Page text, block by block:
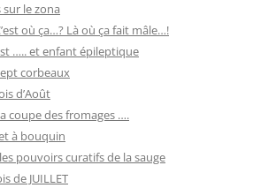
sur le zona
où ça…? Là où ça fait mâle…!
….. et enfant épileptique
corbeaux
d’Août
coupe des fromages ….
à bouquin
pouvoirs curatifs de la sauge
de JUILLET